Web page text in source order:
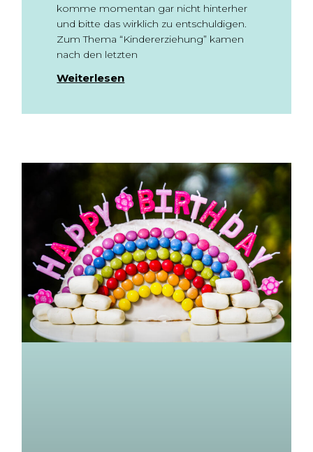
komme momentan gar nicht hinterher
und bitte das wirklich zu entschuldigen.
Zum Thema “Kindererziehung” kamen
nach den letzten
Weiterlesen